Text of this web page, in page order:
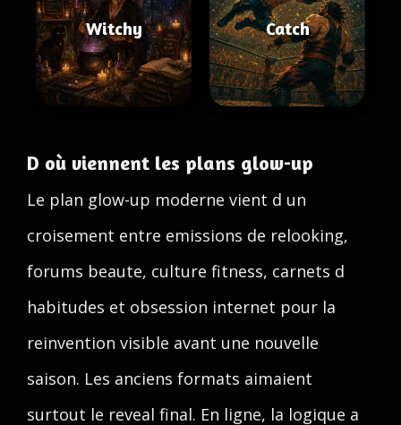
Witchy Catch
D où viennent les plans glow-up
Le plan glow-up moderne vient d un
croisement entre emissions de relooking,
forums beaute, culture fitness, carnets d
habitudes et obsession internet pour la
reinvention visible avant une nouvelle
saison. Les anciens formats aimaient
surtout le reveal final. En ligne, la logique a